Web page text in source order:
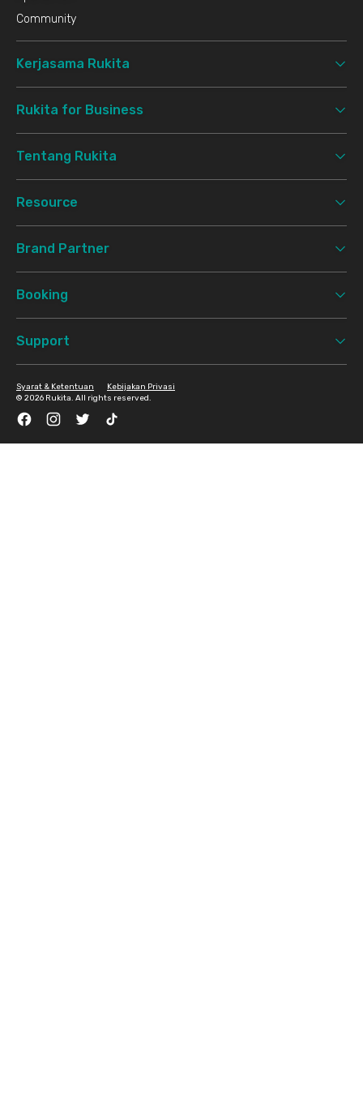
Community
Kerjasama Rukita
Rukita for Business
Tentang Rukita
Resource
Brand Partner
Booking
Support
© 2026 Rukita. All rights reserved.
Syarat & Ketentuan Kebijakan Privasi
FacebookInstagramTwitter TikTok